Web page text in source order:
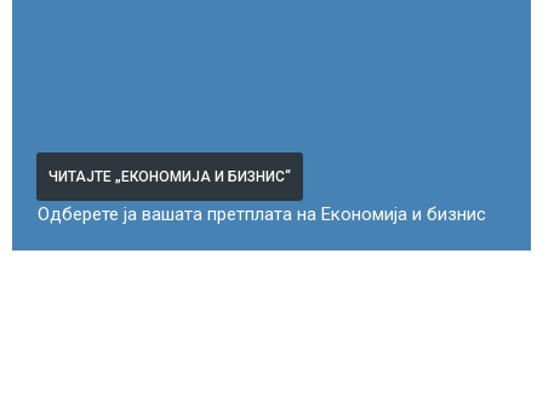
ЧИТАЈТЕ „ЕКОНОМИЈА И БИЗНИС“
Одберете ја вашата претплата на Економија и бизнис